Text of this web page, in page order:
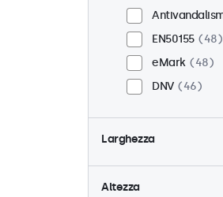
EN50155
48
eMark
48
DNV
46
Larghezza
Altezza